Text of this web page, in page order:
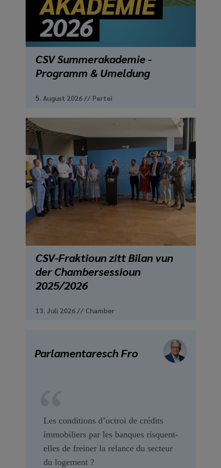
media
links
CSV Summerakademie -
Programm & Umeldung
5. August 2026 // Partei
CSV-Fraktioun zitt Bilan vun
der Chambersessioun
2025/2026
13. Juli 2026 // Chamber
Parlamentaresch Fro
Les conditions d’octroi de crédits
immobiliers par les banques risquent-
elles de freiner la relance du secteur
du logement ?